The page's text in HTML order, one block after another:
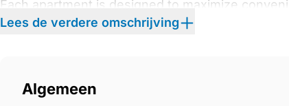
Each apartment is designed to maximize
Expansive ‌terraces, ‌landscaped ‌gardens, ‌floor-
Lees de verdere omschrijving
Algemeen